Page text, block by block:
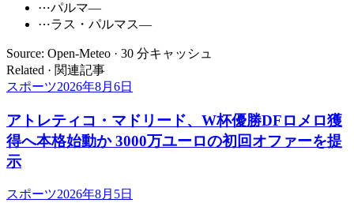
⋯パルマ—
⋯ラス・パルマス—
Source: Open-Meteo · 30 分キャッシュ
Related · 関連記事
スポーツ2026年8月6日
アトレティコ・マドリード、W杯優勝DFロメロ獲
得へ本格始動か 3000万ユーロの初回オファーを提
示
スポーツ2026年8月5日